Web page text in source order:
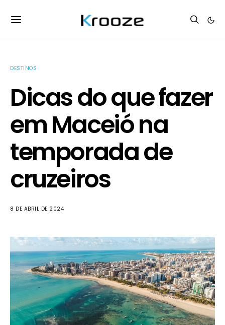
DESTINOS
Dicas do que fazer
em Maceió na
temporada de
cruzeiros
8 DE ABRIL DE 2024